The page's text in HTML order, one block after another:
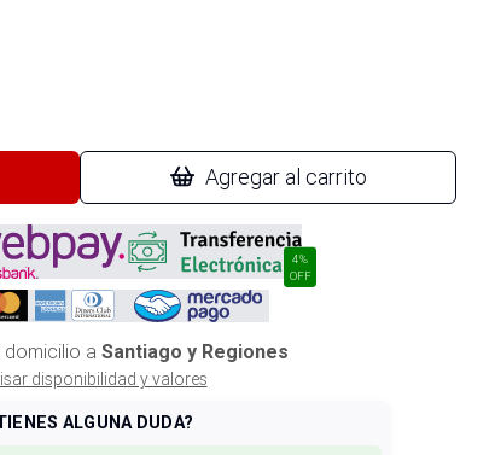
Agregar al carrito
4%
OFF
a Santiago y Regiones
disponibilidad y valores
ALGUNA DUDA?